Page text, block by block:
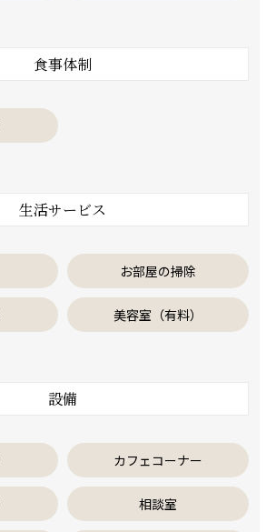
食事体制
生活サービス
お部屋の掃除
美容室（有料）
設備
カフェコーナー
相談室